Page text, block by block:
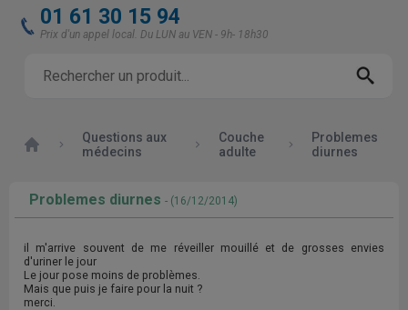
01 61 30 15 94
Prix d'un appel local. Du LUN au VEN - 9h- 18h30
Accueil
Questions aux
médecins
Couche
adulte
Problemes
diurnes
Problemes diurnes - (16/12/2014)
il m'arrive souvent de me réveiller mouillé et de grosses envies
d'uriner le jour
Le jour pose moins de problèmes.
Mais que puis je faire pour la nuit ?
merci.